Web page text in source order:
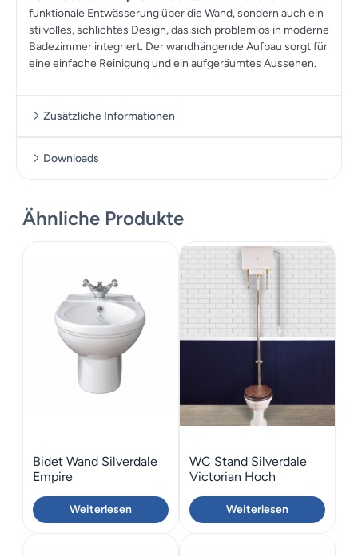
funktionale Entwässerung über die Wand, sondern auch ein
stilvolles, schlichtes Design, das sich problemlos in moderne
Badezimmer integriert. Der wandhängende Aufbau sorgt für
eine einfache Reinigung und ein aufgeräumtes Aussehen.
Zusätzliche Informationen
Maße 36.5 × 40 cm
Downloads
Ähnliche Produkte
Bidet Wand Silverdale
Empire
Weiterlesen
WC Stand Silverdale
Victorian Hoch
Weiterlesen